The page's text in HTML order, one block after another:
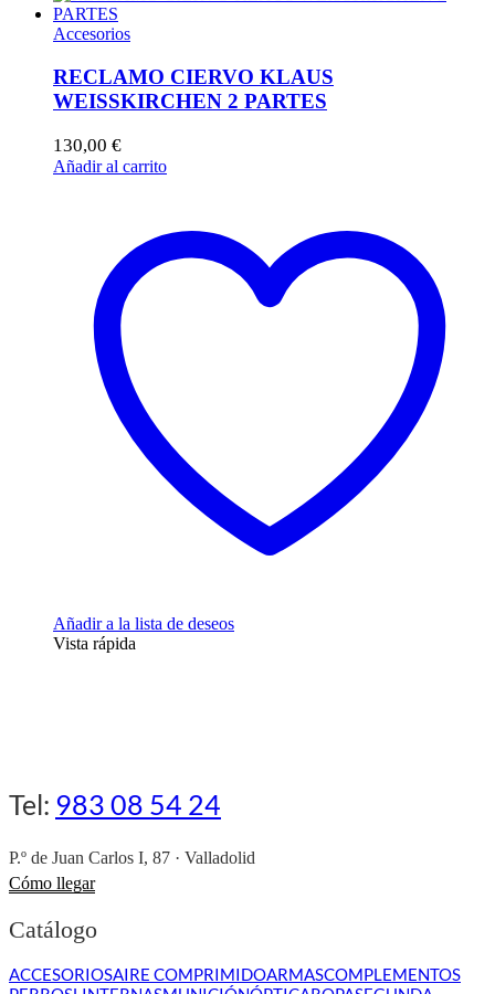
Accesorios
RECLAMO CIERVO KLAUS
WEISSKIRCHEN 2 PARTES
130,00 €
Añadir al carrito
Añadir a la lista de deseos
Vista rápida
Tel: 983 08 54 24
P.º de Juan Carlos I, 87 · Valladolid
Cómo llegar
Catálogo
ACCESORIOSAIRE COMPRIMIDOARMASCOMPLEMENTOS